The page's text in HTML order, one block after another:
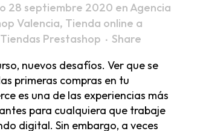
28 septiembre 2020 en Agencia
Valencia, Tienda online a
Tiendas Prestashop
Share
nuevos desafíos. Ver que se
primeras compras en tu
es una de las experiencias más
para cualquiera que trabaje
digital. Sin embargo, a veces